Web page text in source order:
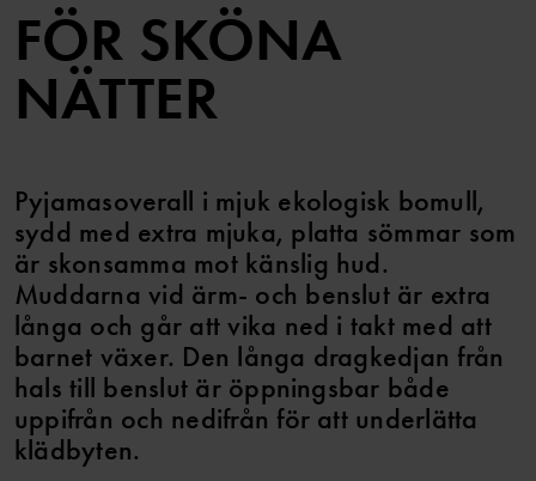
FÖR SKÖNA
NÄTTER
Pyjamasoverall i mjuk ekologisk bomull,
sydd med extra mjuka, platta sömmar som
är skonsamma mot känslig hud.
Muddarna vid ärm- och benslut är extra
långa och går att vika ned i takt med att
barnet växer. Den långa dragkedjan från
hals till benslut är öppningsbar både
uppifrån och nedifrån för att underlätta
klädbyten.